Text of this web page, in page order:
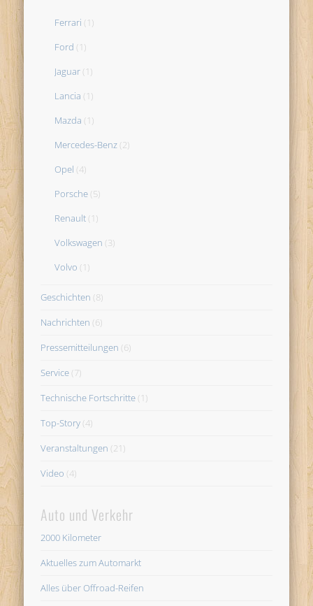
Ferrari (1)
Ford (1)
Jaguar (1)
Lancia (1)
Mazda (1)
Mercedes-Benz (2)
Opel (4)
Porsche (5)
Renault (1)
Volkswagen (3)
Volvo (1)
Geschichten (8)
Nachrichten (6)
Pressemitteilungen (6)
Service (7)
Technische Fortschritte (1)
Top-Story (4)
Veranstaltungen (21)
Video (4)
Auto und Verkehr
2000 Kilometer
Aktuelles zum Automarkt
Alles über Offroad-Reifen